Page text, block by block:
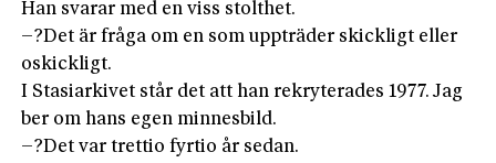
Han svarar med en viss stolthet.
–?Det är fråga om en som uppträder skickligt eller
oskickligt.
I Stasiarkivet står det att han rekryterades 1977. Jag
ber om hans egen minnesbild.
–?Det var trettio fyrtio år sedan.